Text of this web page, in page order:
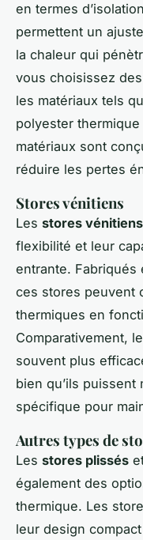
en termes
permettent un
la chaleur qui
vous choisissez
les matériaux tels
polyester thermique
matériaux sont
réduire les pertes
Stores vénitiens
Les stores vénitiens
flexibilité et leur
entrante. Fabriqués
ces stores peuvent
thermiques en
Comparativement,
souvent plus
bien qu’ils
spécifique pour
Autres types de
Les stores plissés
également des
thermique. Les
leur design